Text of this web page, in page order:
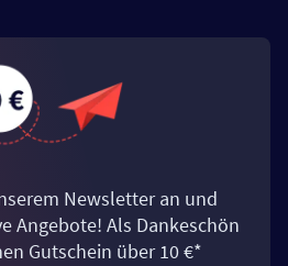
Newsletter an und
Angebote! Als Dankeschön
Gutschein über 10 €*